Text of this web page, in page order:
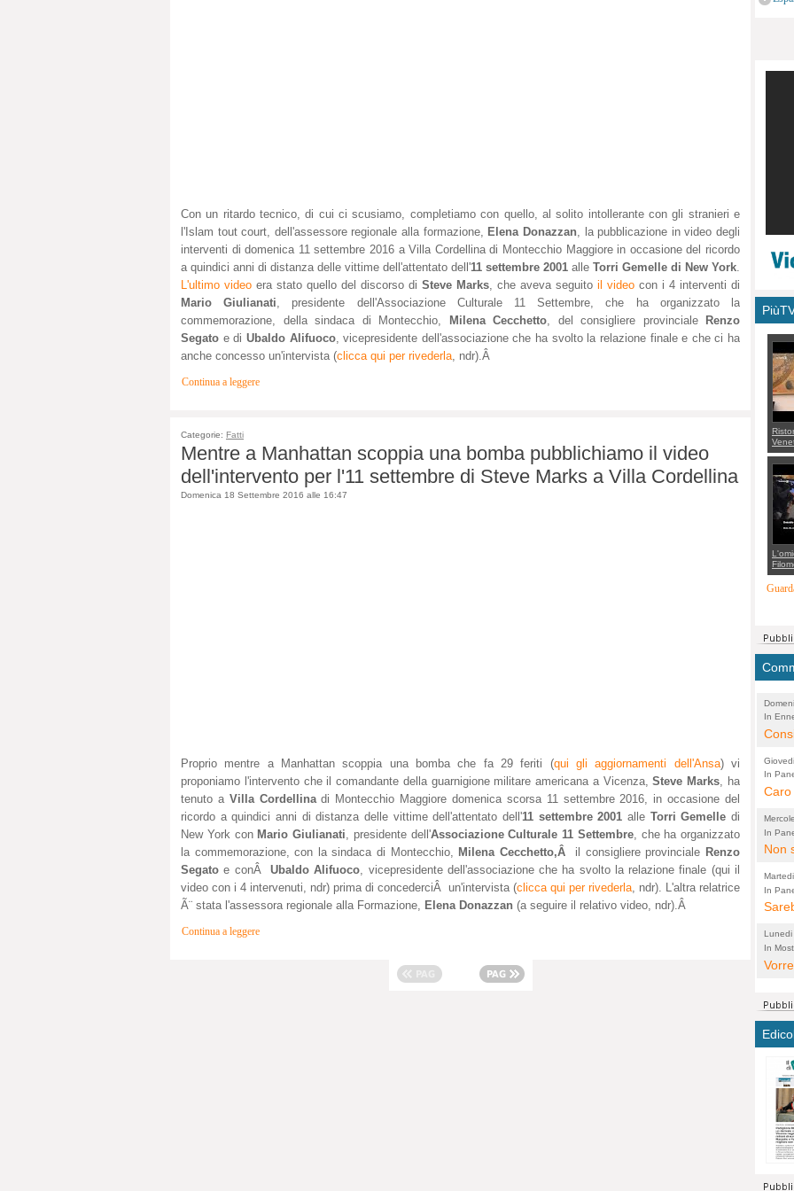
Con un ritardo tecnico, di cui ci scusiamo, completiamo con quello, al solito intollerante con gli stranieri e
l'Islam tout court, dell'assessore regionale alla formazione, Elena Donazzan, la pubblicazione in video degli
interventi di domenica 11 settembre 2016 a Villa Cordellina di Montecchio Maggiore in occasione del ricordo
a quindici anni di distanza delle vittime dell'attentato dell'11 settembre 2001 alle Torri Gemelle di New York.
L'ultimo video era stato quello del discorso di Steve Marks, che aveva seguito il video con i 4 interventi di
Mario Giulianati, presidente dell'Associazione Culturale 11 Settembre, che ha organizzato la
commemorazione, della sindaca di Montecchio,
Milena Cecchetto, del consigliere provinciale
Renzo
Segato e di Ubaldo Alifuoco, vicepresidente dell'associazione che ha svolto la relazione finale e che ci ha
anche concesso un'intervista (clicca qui per rivederla, ndr).Â
Continua a leggere
Categorie: Fatti
Mentre a Manhattan scoppia una bomba pubblichiamo il video
dell'intervento per l'11 settembre di Steve Marks a Villa Cordellina
Domenica 18 Settembre 2016 alle 16:47
Proprio mentre a Manhattan scoppia una bomba che fa 29 feriti (qui gli aggiornamenti dell'Ansa) vi
proponiamo l'intervento che il comandante della guarnigione militare americana a Vicenza,Steve Marks , ha
tenuto a Villa Cordellinadi Montecchio Maggiore domenica scorsa 11 settembre 2016, in occasione del
ricordo a quindici anni di distanza delle vittime dell'attentato dell'11 settembre 2001 alle Torri Gemelle di
New York con Mario Giulianati , presidente dell'Associazione Culturale 11 Settembre, che ha organizzato
la commemorazione, con la sindaca di Montecchio,
Milena Cecchetto,Â il consigliere provinciale Renzo
Segato e conÂUbaldo Alifuoco , vicepresidente dell'associazione che ha svolto la relazione finale (qui il
video con i 4 intervenuti, ndr) prima di concederciÂ un'intervista (clicca qui per rivederla , ndr). L'altra relatrice
Ã¨ stata l'assessora regionale alla Formazione,
Elena Donazzan (a seguire il relativo video, ndr).Â
Continua a leggere
con
In
per
che
qui
PER
In
Caro
sono
(non
dal
Ora
la
ma
In
Non
la
a
In
città,
In
di
e
alta